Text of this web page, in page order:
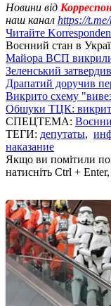
Новини від
наш канал https://
Читайте
Воєнний стан в
Майора ВСП викрили
Зеленський
Драпатий доручив
Викрито схему
Обшуки ТЦК:
СПЕЦТЕМА:
ТЕГИ: депутаты,
наказание
Якщо ви помітили
натисніть Ctrl +